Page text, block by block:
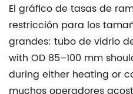
El gráfico de tasas de
restricción para los
grandes: tubo de vidrio
with OD 85–100 mm
during either heating or
muchos operadores